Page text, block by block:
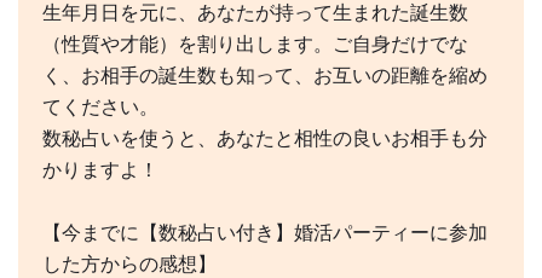
生年月日を元に、あなたが持って生まれた誕生数
（性質や才能）を割り出します。ご自身だけでな
く、お相手の誕生数も知って、お互いの距離を縮め
てください。
数秘占いを使うと、あなたと相性の良いお相手も分
かりますよ！
【今までに【数秘占い付き】婚活パーティーに参加
した方からの感想】